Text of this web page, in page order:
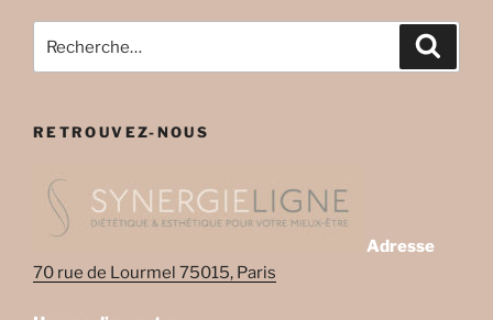
pour
RETROUVEZ-NOUS
Adresse
70 rue de Lourmel 75015, Paris